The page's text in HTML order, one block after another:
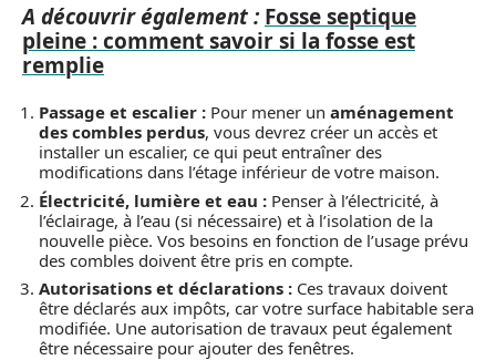
A découvrir également : Fosse septique
pleine : comment savoir si la fosse est
remplie
Passage et escalier : Pour mener un aménagement
des combles perdus, vous devrez créer un accès et
installer un escalier, ce qui peut entraîner des
modifications dans l’étage inférieur de votre maison.
Électricité, lumière et eau : Penser à l’électricité, à
l’éclairage, à l’eau (si nécessaire) et à l’isolation de la
nouvelle pièce. Vos besoins en fonction de l’usage prévu
des combles doivent être pris en compte.
Autorisations et déclarations : Ces travaux doivent
être déclarés aux impôts, car votre surface habitable sera
modifiée. Une autorisation de travaux peut également
être nécessaire pour ajouter des fenêtres.